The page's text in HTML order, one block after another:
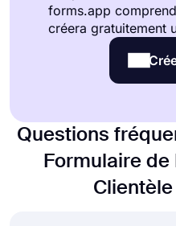
forms.app
créera gratuitement
Questions
Formulaire de